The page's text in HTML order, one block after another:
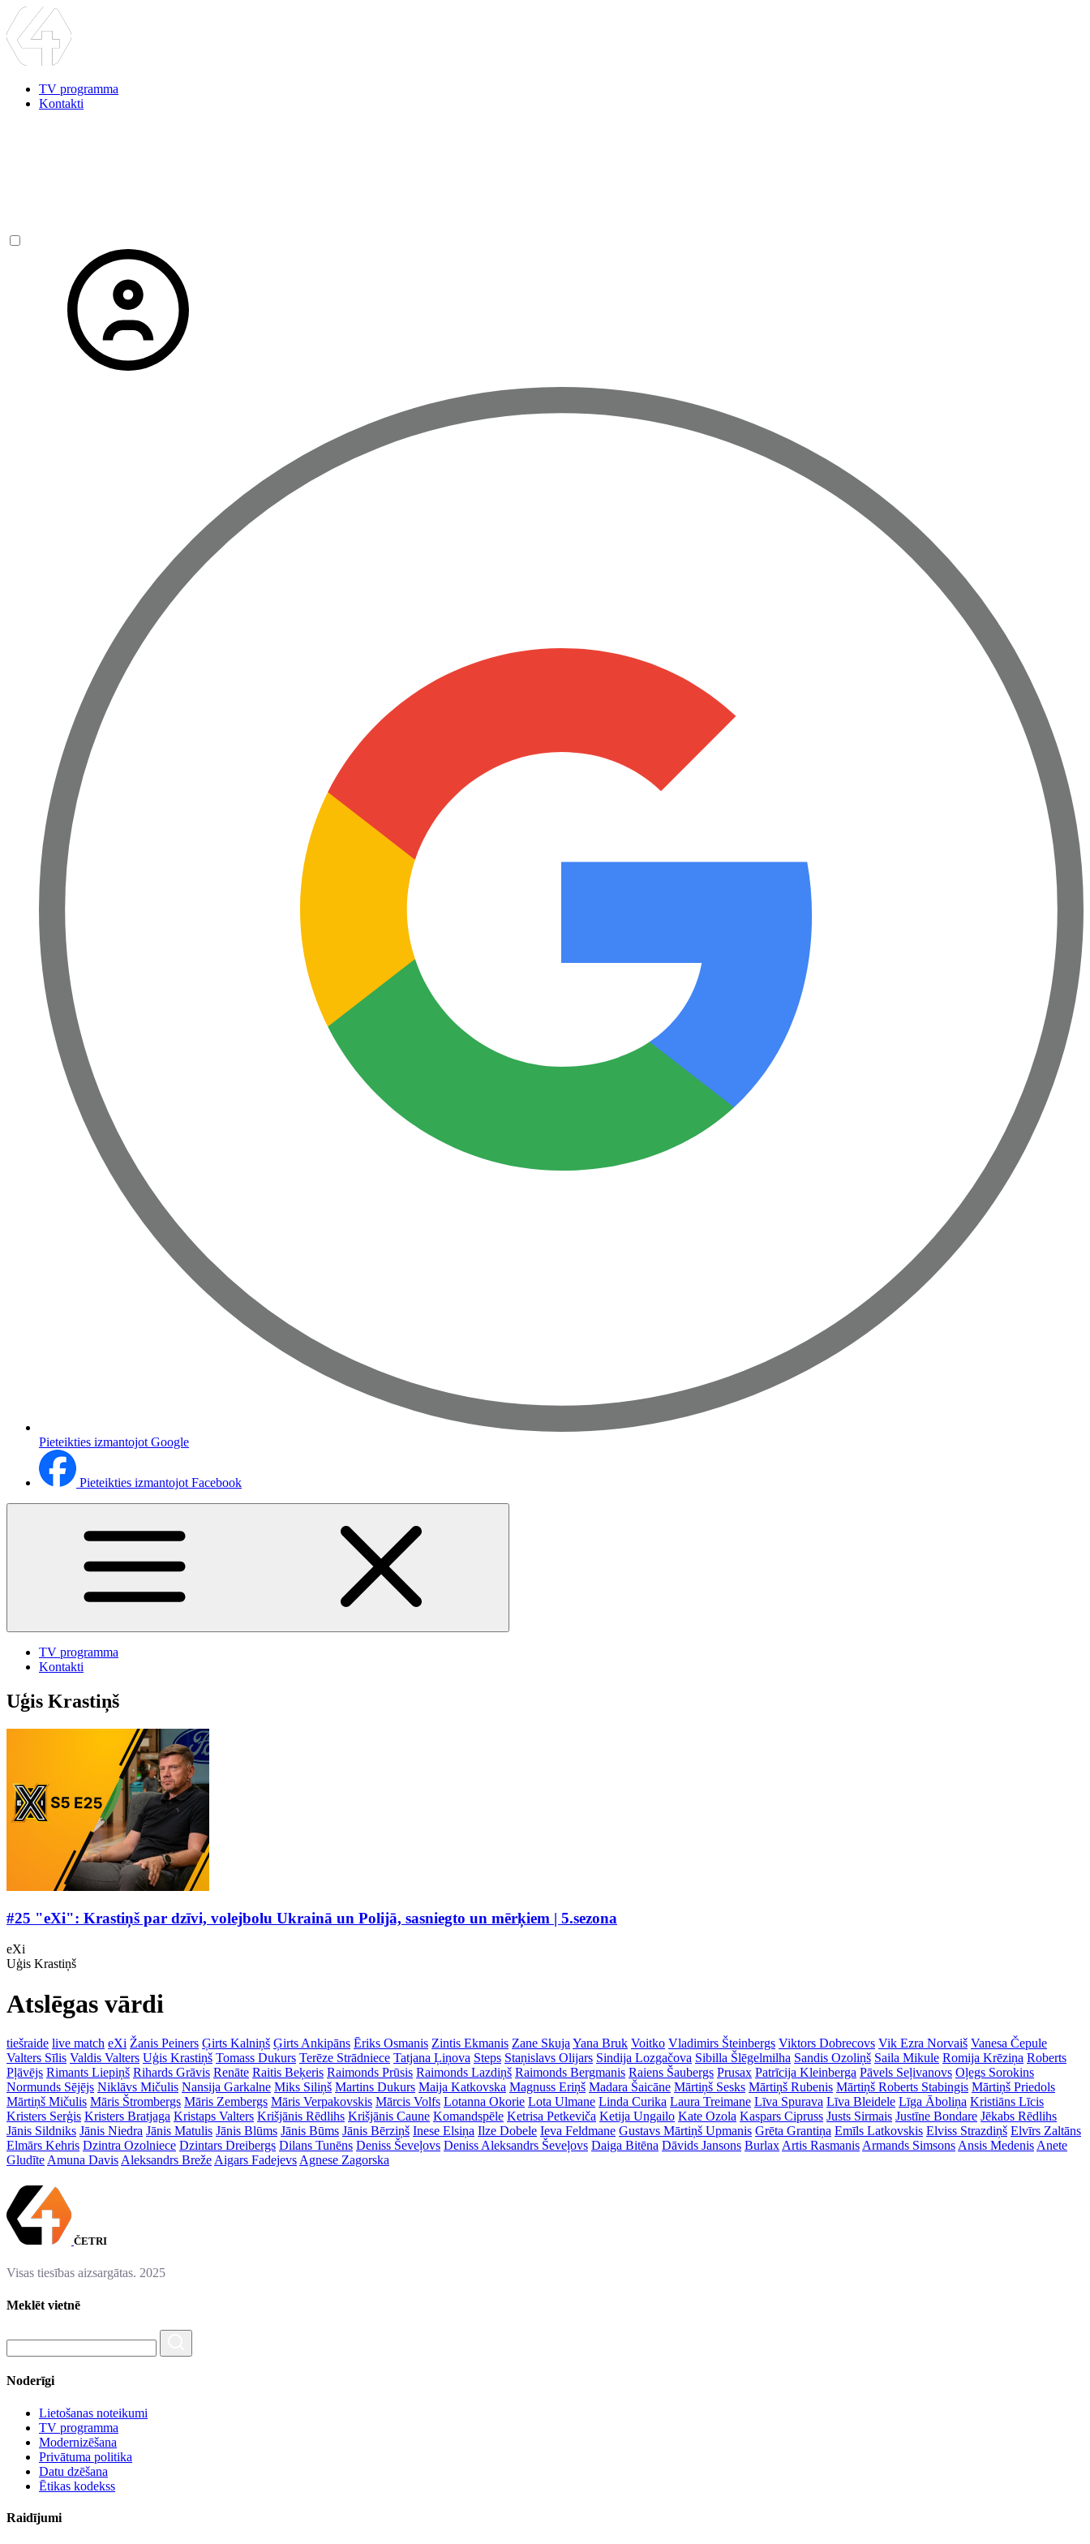
TV programma
Kontakti
Pieteikties izmantojot Google
Pieteikties izmantojot Facebook
TV programma
Kontakti
Uģis Krastiņš
#25 "eXi": Krastiņš par dzīvi, volejbolu Ukrainā un Polijā, sasniegto un mērķiem | 5.sezona
eXi
Uģis Krastiņš
Atslēgas vārdi
tiešraide live match eXi Žanis Peiners Ģirts Kalniņš Ģirts Ankipāns Ēriks Osmanis Zintis Ekmanis Zane Skuja Yana Bruk Voitko Vladimirs Šteinbergs Viktors Dobrecovs Vik Ezra Norvaiš Vanesa Čepule
Valters Sīlis Valdis Valters Uģis Krastiņš Tomass Dukurs Terēze Strādniece Tatjana Ļiņova Steps Staņislavs Olijars Sindija Lozgačova Sibilla Šlēgelmilha Sandis Ozoliņš Saila Mikule Romija Krēziņa Roberts
Pļāvējs Rimants Liepiņš Rihards Grāvis Renāte Raitis Beķeris Raimonds Prūsis Raimonds Lazdiņš Raimonds Bergmanis Raiens Šaubergs Prusax Patrīcija Kleinberga Pāvels Seļivanovs Oļegs Sorokins
Normunds Sējējs Niklāvs Mičulis Nansija Garkalne Miks Siliņš Martins Dukurs Maija Katkovska Magnuss Eriņš Madara Šaicāne Mārtiņš Sesks Mārtiņš Rubenis Mārtiņš Roberts Stabingis Mārtiņš Priedols
Mārtiņš Mičulis Māris Štrombergs Māris Zembergs Māris Verpakovskis Mārcis Volfs Lotanna Okorie Lota Ulmane Linda Curika Laura Treimane Līva Spurava Līva Bleidele Līga Āboliņa Kristiāns Līcis
Kristers Serģis Kristers Bratjaga Kristaps Valters Krišjānis Rēdlihs Krišjānis Caune Komandspēle Ketrisa Petkeviča Ketija Ungailo Kate Ozola Kaspars Cipruss Justs Sirmais Justīne Bondare Jēkabs Rēdlihs
Jānis Sildniks Jānis Niedra Jānis Matulis Jānis Blūms Jānis Būms Jānis Bērziņš Inese Elsiņa Ilze Dobele Ieva Feldmane Gustavs Mārtiņš Upmanis Grēta Grantiņa Emīls Latkovskis Elviss Strazdiņš Elvīrs Zaltāns
Elmārs Kehris Dzintra Ozolniece Dzintars Dreibergs Dilans Tunēns Deniss Ševeļovs Deniss Aleksandrs Ševeļovs Daiga Bitēna Dāvids Jansons Burlax Artis Rasmanis Armands Simsons Ansis Medenis Anete
Gludīte Amuna Davis Aleksandrs Breže Aigars Fadejevs Agnese Zagorska
ČETRI
Visas tiesības aizsargātas. 2025
Meklēt vietnē
Noderīgi
Lietošanas noteikumi
TV programma
Modernizēšana
Privātuma politika
Datu dzēšana
Ētikas kodekss
Raidījumi